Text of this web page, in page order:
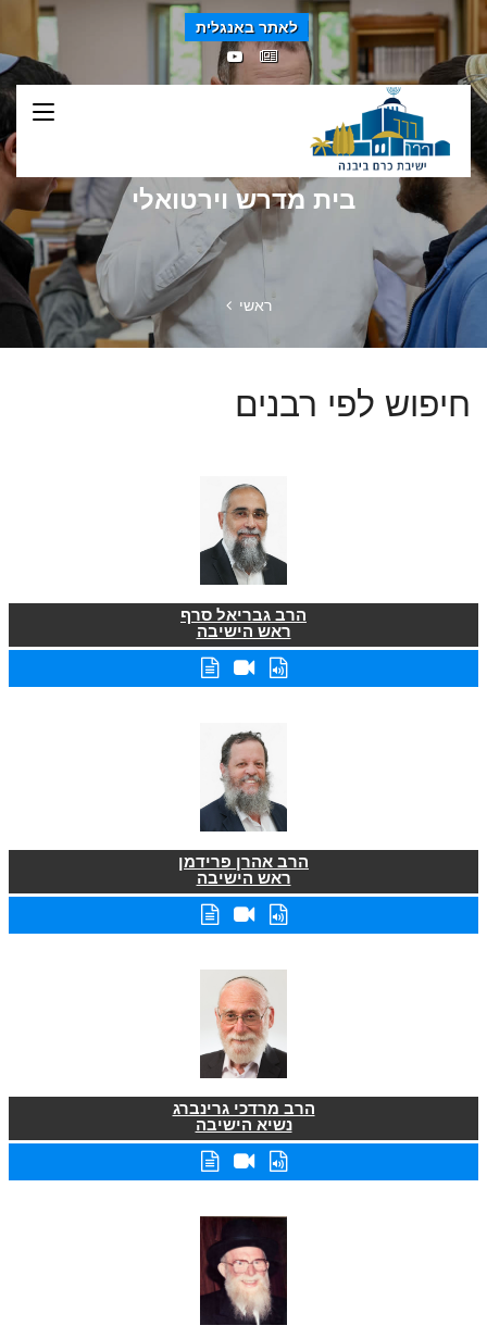
לאתר באנגלית
בית מדרש וירטואלי
ראשי
חיפוש לפי רבנים
הרב גבריאל סרף
ראש הישיבה
הרב אהרן פרידמן
ראש הישיבה
הרב מרדכי גרינברג
נשיא הישיבה